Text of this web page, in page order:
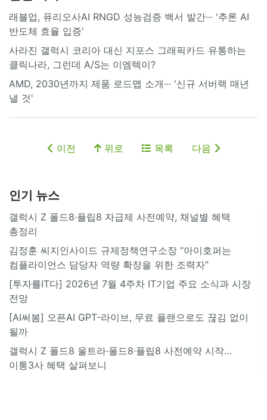
래블업, 퓨리오사AI RNGD 성능검증 백서 발간··· '추론 AI
반도체 효율 입증'
사라진 갤럭시 코리아 대신 지포스 그래픽카드 유통하는
클릭나라, 그런데 A/S는 이엠텍이?
AMD, 2030년까지 제품 로드맵 소개··· '신규 서버랙 매년
낼 것'
이전 위로 목록 다음
인기 뉴스
갤럭시 Z 폴드8·플립8 자급제 사전예약, 채널별 혜택
총정리
김정훈 씨지인사이드 규제정책연구소장 “아이호퍼는
컴플라이언스 담당자 역량 확장을 위한 조력자”
[투자를IT다] 2026년 7월 4주차 IT기업 주요 소식과 시장
전망
[AI써봄] 오픈AI GPT-라이브, 무료 플랜으로도 끊김 없이
될까
갤럭시 Z 폴드8 울트라·폴드8·플립8 사전예약 시작…
이통3사 혜택 살펴보니